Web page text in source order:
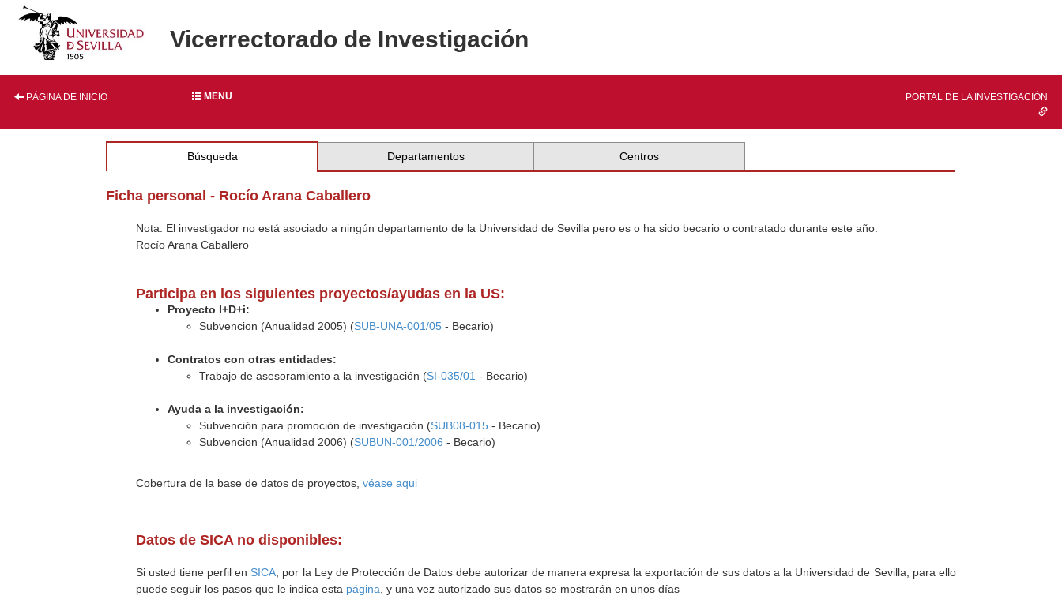
Vicerrectorado de Investigación
PÁGINA DE INICIO MENU PORTAL DE LA INVESTIGACIÓN
Búsqueda Departamentos Centros
Ficha personal - Rocío Arana Caballero
Nota: El investigador no está asociado a ningún departamento de la Universidad de Sevilla pero es o ha sido becario o contratado durante este año.
Rocío Arana Caballero
Participa en los siguientes proyectos/ayudas en la US:
Proyecto I+D+i:
Subvencion (Anualidad 2005) (SUB-UNA-001/05 - Becario)
Contratos con otras entidades:
Trabajo de asesoramiento a la investigación (SI-035/01 - Becario)
Ayuda a la investigación:
Subvención para promoción de investigación (SUB08-015 - Becario)
Subvencion (Anualidad 2006) (SUBUN-001/2006 - Becario)
Cobertura de la base de datos de proyectos,véase aqui
Datos de SICA no disponibles:
Si usted tiene perfil en SICA , por la Ley de Protección de Datos debe autorizar de manera expresa la exportación de sus datos a la Universidad de Sevilla, para ello
puede seguir los pasos que le indica esta página , y una vez autorizado sus datos se mostrarán en unos días